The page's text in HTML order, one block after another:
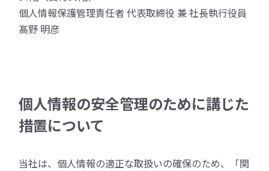
個人情報保護管理責任者 代表取締役 兼 社長執行役員
髙野 明彦
個人情報の安全管理のために講じた
措置について
当社は、個人情報の適正な取扱いの確保のため、「関